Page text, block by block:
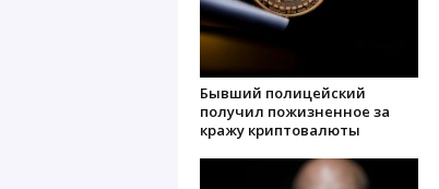
Бывший полицейский
получил пожизненное за
кражу криптовалюты